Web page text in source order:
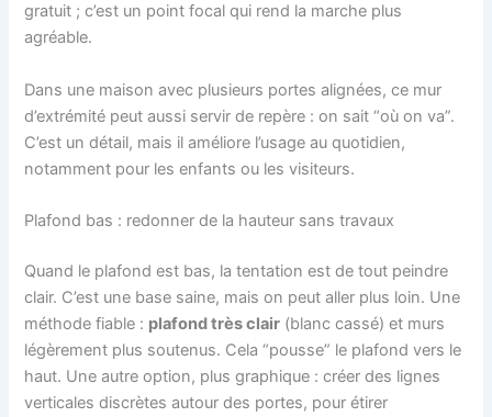
gratuit ; c’est un point focal qui rend la marche plus
agréable.
Dans une maison avec plusieurs portes alignées, ce mur
d’extrémité peut aussi servir de repère : on sait “où on va”.
C’est un détail, mais il améliore l’usage au quotidien,
notamment pour les enfants ou les visiteurs.
Plafond bas : redonner de la hauteur sans travaux
Quand le plafond est bas, la tentation est de tout peindre
clair. C’est une base saine, mais on peut aller plus loin. Une
méthode fiable : plafond très clair (blanc cassé) et murs
légèrement plus soutenus. Cela “pousse” le plafond vers le
haut. Une autre option, plus graphique : créer des lignes
verticales discrètes autour des portes, pour étirer